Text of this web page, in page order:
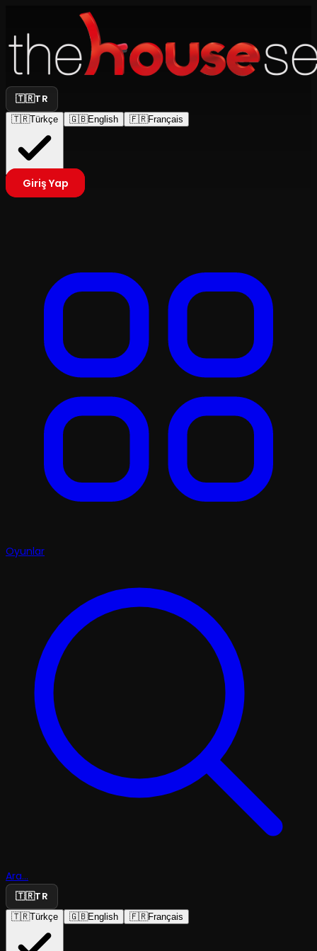
🇹🇷TR
🇹🇷Türkçe 🇬🇧English 🇫🇷Français
Giriş Yap
Oyunlar
Ara...
🇹🇷TR
🇹🇷Türkçe 🇬🇧English 🇫🇷Français